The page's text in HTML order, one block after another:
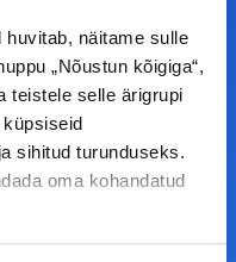
näitame sulle
„Nõustun kõigiga“,
teistele selle ärigrupi
sihitud turunduseks.
oma kohandatud
julgelt ühendust.
L
i
n
e
Y
o
u
u